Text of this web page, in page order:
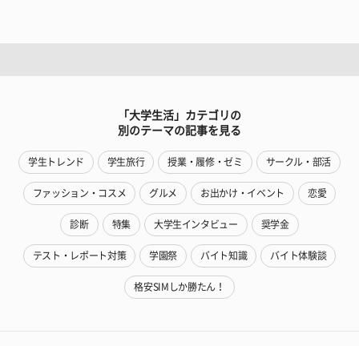
「大学生活」カテゴリの
別のテーマの記事を見る
学生トレンド 学生旅行 授業・履修・ゼミ サークル・部活
ファッション・コスメ グルメ お出かけ・イベント 恋愛
診断 特集 大学生インタビュー 奨学金
テスト・レポート対策 学園祭 バイト知識 バイト体験談
格安SIMしか勝たん！